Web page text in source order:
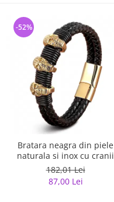
Bratara neagra din piele
naturala si inox cu cranii
182,01 Lei
87,00 Lei
-52%